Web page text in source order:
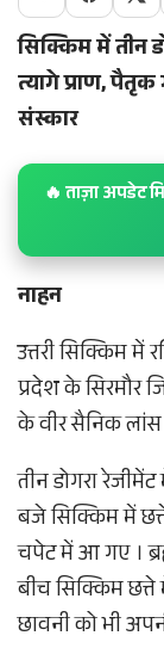
सिक्किम में तीन
त्यागे प्राण,
संस्कार
🔥 ताज़ा अपडेट
नाहन
उत्तरी सिक्किम
प्रदेश के सिरमौर
के वीर सैनिक
तीन डोगरा
बजे सिक्किम में
चपेट में आ गए ।
बीच सिक्किम
छावनी को भी